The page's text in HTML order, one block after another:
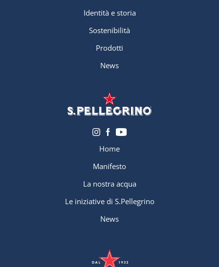
Identità e storia
Sostenibilità
Prodotti
News
Home
Manifesto
La nostra acqua
Le iniziative di S.Pellegrino
News